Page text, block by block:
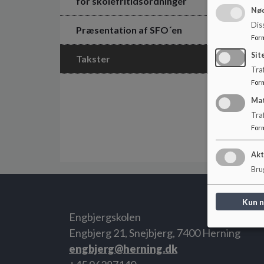
Præsentation af SFO´en
Takster
Engbjergskolen
Engbjerg 21, Snejbjerg, 7400 Herning
engbjerg@herning.dk
Kun